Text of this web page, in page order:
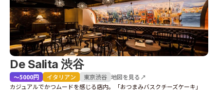
De Salita 渋谷
〜5000円 イタリアン 東京渋谷 地図を見る↗
カジュアルでかつムードを感じる店内。「おつまみバスクチーズケーキ」